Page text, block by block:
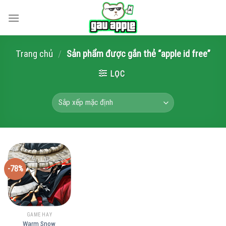
Trang chủ / Sản phẩm được gắn thẻ “apple id free”
LỌC
-78%
GAME HAY
Warm Snow